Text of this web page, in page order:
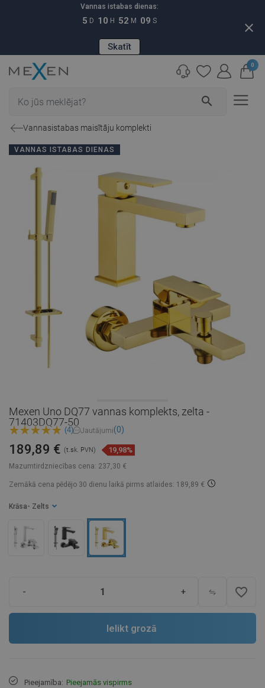
Vannas istabas dienas:
5 D 10 H 52 M 08 S
Skatīt
close
search
0
Vannasistabas maisītāju komplekti
VANNAS ISTABAS DIENAS
Mexen Uno DQ77 vannas komplekts, zelta -
71403DQ77-50
(4) Jautājumi(0)
Mazumtirdzniecības cena: 237,30 €
189,89 € (t.sk. PVN) 19,98%
Zemākā cena pēdējo 30 dienu laikā pirms atlaides: 189,89 €
Krāsa - Zelts
- + favorite_border
Ielikt grozā
Pieejamība: Pieejamās vispirms